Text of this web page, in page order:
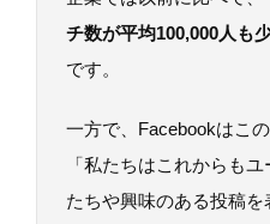
チ数が平均100,000人も
です。
一方で、Facebookはこの
「私たちはこれからも
たちや興味のある投稿